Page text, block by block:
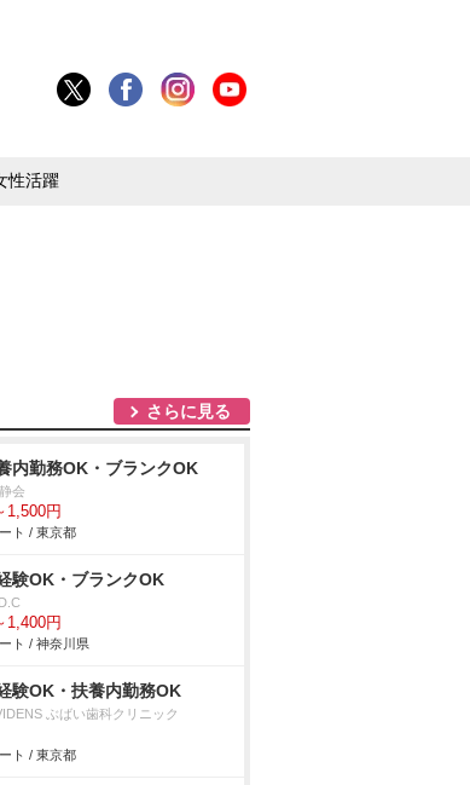
性活躍
さらに見る
内勤務OK・ブランクOK
会
1,500円
ト / 東京都
験OK・ブランクOK
1,400円
ト / 神奈川県
験OK・扶養内勤務OK
ぶばい歯科クリニック
ト / 東京都